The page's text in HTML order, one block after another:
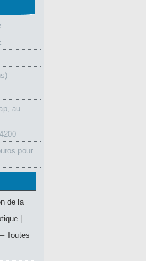
au
pour
de la
|
Toutes